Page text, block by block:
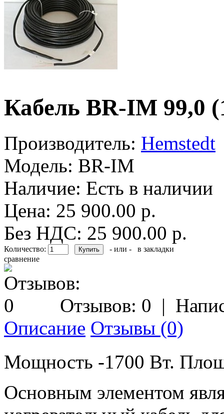
Кабель BR-IM 99,0
Производитель: Hemstedt
Модель: BR-IM
Наличие: Есть в наличии
Цена: 25 900.00 р.
Без НДС: 25 900.00 р.
Количество: - или -
в закладки
сравнение
Отзывов: 0 |
Описание Отзывы (0)
Мощность -1700 Вт.
Основным элементом